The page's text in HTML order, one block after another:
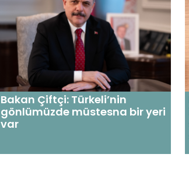
Bakan Çiftçi: Türkeli’nin
gönlümüzde müstesna bir yeri
var